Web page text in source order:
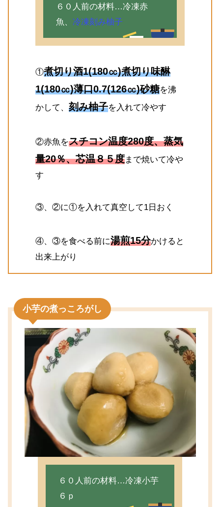
６０人前の材料…冷凍赤
魚、 冷凍刻み柚子
①煮切り酒1(180㏄)煮切り味醂
1(180㏄)薄口0.7(126㏄)砂糖を沸
かして、刻み柚子を入れて冷やす
②赤魚をスチコン温度280度、蒸気
量20％、芯温８５度まで焼いて冷や
す
③、②に①を入れて真空して1日おく
④、③を食べる前に湯煎15分かけると
出来上がり
小芋の煮っころがし
６０人前の材料…冷凍小芋
６ｐ